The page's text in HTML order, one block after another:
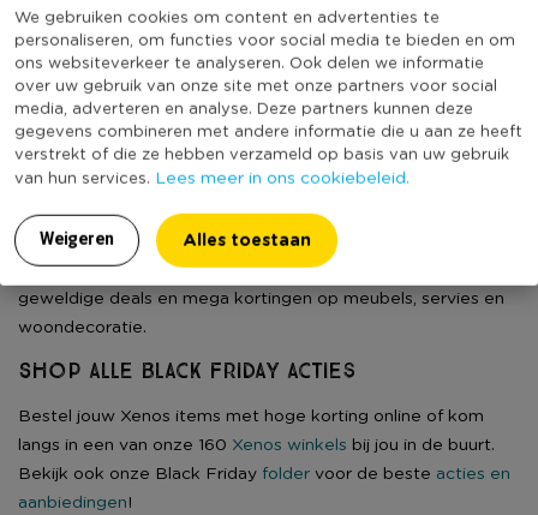
We gebruiken cookies om content en advertenties te
personaliseren, om functies voor social media te bieden en om
ons websiteverkeer te analyseren. Ook delen we informatie
over uw gebruik van onze site met onze partners voor social
media, adverteren en analyse. Deze partners kunnen deze
gegevens combineren met andere informatie die u aan ze heeft
verstrekt of die ze hebben verzameld op basis van uw gebruik
van hun services. Lees meer in ons cookiebeleid.
Weigeren Alles toestaan
Elke dag exclusieve dagdeals in je mailbox
aanmelden
Wat is Black Friday?
Black Friday is dé dag van het jaar waarop je kunt shoppen
met de grootste kortingen. Het is oorspronkelijk ontstaan in
de Verenigde Staten en nu wereldwijd een feest voor
koopjesjagers. Bij Xenos maken we er een hele week van!
Dit betekent dat je zeven dagen lang kunt profiteren van
geweldige deals en mega kortingen op meubels, servies en
woondecoratie.
Shop alle Black Friday acties
Bestel jouw Xenos items met hoge korting online of kom
langs in een van onze 160 Xenos winkels bij jou in de buurt.
Bekijk ook onze Black Friday folder voor de beste acties en
aanbiedingen!